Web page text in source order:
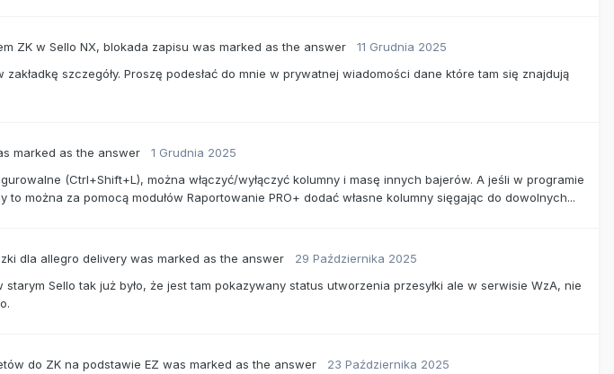
ZK w Sello NX, blokada zapisu was marked as the answer
11 Grudnia 2025
szczegóły. Proszę podesłać do mnie w prywatnej wiadomości dane które tam się znajdują
marked as the answer
1 Grudnia 2025
(Ctrl+Shift+L), można włączyć/wyłączyć kolumny i masę innych bajerów. A jeśli w programie
można za pomocą modułów Raportowanie PRO+ dodać własne kolumny sięgając do dowolnych...
dla allegro delivery was marked as the answer
29 Października 2025
Sello tak już było, że jest tam pokazywany status utworzenia przesyłki ale w serwisie WzA, nie
do ZK na podstawie EZ was marked as the answer
23 Października 2025